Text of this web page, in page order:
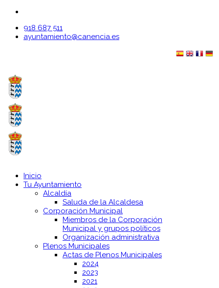
918 687 511
ayuntamiento@canencia.es
Inicio
Tu Ayuntamiento
Alcaldía
Saluda de la Alcaldesa
Corporación Municipal
Miembros de la Corporación
Municipal y grupos políticos
Organización administrativa
Plenos Municipales
Actas de Plenos Municipales
2024
2023
2021